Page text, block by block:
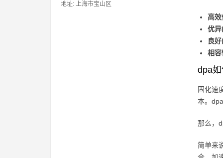
高效
优异
良
相容
dpa
固化速
本。
那么，
简单来
地址: 上海市宝山区